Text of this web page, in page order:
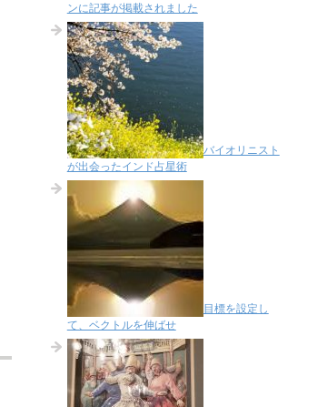
ンに記事が掲載されました
バイオリニスト
が出会ったインド占星術
目標を設定し
て、ベクトルを伸ばせ